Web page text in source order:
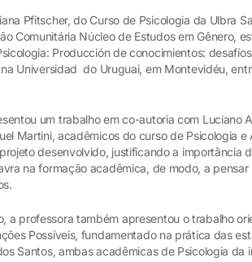
Pfitscher, do Curso de Psicologia da Ulbra
Comunitária Núcleo de Estudos em Gênero,
Producción de conocimientos:
Universidad do Uruguai, em Montevidéu,
um trabalho em co-autoria com Luciano
Martini, acadêmicos do curso de Psicologia e
desenvolvido, justificando a importância
na formação acadêmica, de modo, a
a professora também apresentou o trabalho
Possíveis, fundamentado na prática das
Santos, ambas acadêmicas de Psicologia da